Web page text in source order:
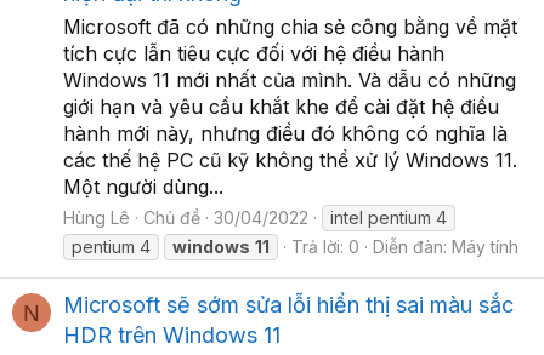
Microsoft đã có những chia sẻ công bằng về mặt
tích cực lẫn tiêu cực đối với hệ điều hành
Windows 11 mới nhất của mình. Và dẫu có những
giới hạn và yêu cầu khắt khe để cài đặt hệ điều
hành mới này, nhưng điều đó không có nghĩa là
các thế hệ PC cũ kỹ không thể xử lý Windows 11.
Một người dùng...
Hùng Lê Chủ đề 30/04/2022
intel pentium 4
pentium 4
windows 11 Trả lời: 0 Diễn đàn: Máy tính
N
Microsoft sẽ sớm sửa lỗi hiển thị sai màu sắc
HDR trên Windows 11